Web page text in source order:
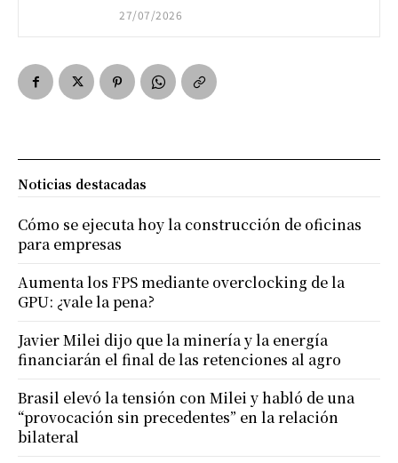
27/07/2026
Noticias destacadas
Cómo se ejecuta hoy la construcción de oficinas
para empresas
Aumenta los FPS mediante overclocking de la
GPU: ¿vale la pena?
Javier Milei dijo que la minería y la energía
financiarán el final de las retenciones al agro
Brasil elevó la tensión con Milei y habló de una
“provocación sin precedentes” en la relación
bilateral